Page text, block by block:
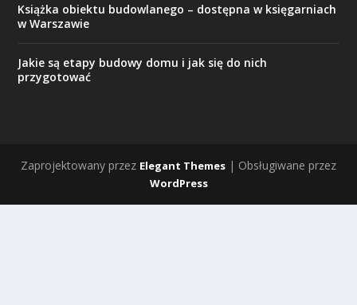
Książka obiektu budowlanego – dostępna w księgarniach
w Warszawie
Jakie są etapy budowy domu i jak się do nich
przygotować
Zaprojektowany przez Elegant Themes | Obsługiwane przez
WordPress